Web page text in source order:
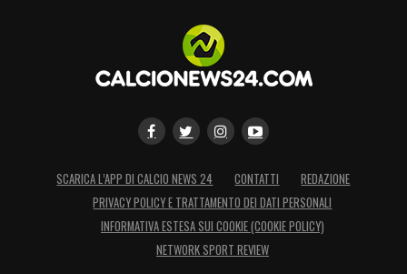
SCARICA L’APP DI CALCIO NEWS 24 CONTATTI
REDAZIONE
PRIVACY POLICY E TRATTAMENTO DEI DATI PERSONALI
INFORMATIVA ESTESA SUI COOKIE (COOKIE POLICY)
NETWORK SPORT REVIEW